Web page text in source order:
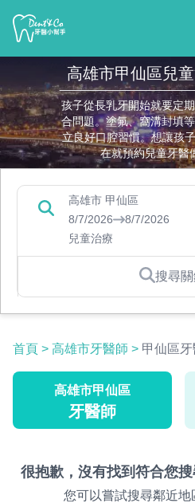
高雄市甲仙區兒
孩子從長乳牙開始就要定
合問題。塗氟、窩溝封填
立良好口腔習慣。想讓孩
在就預約兒童牙醫
高雄市 甲仙區
8/7/2026
8/7/2026
兒童治療
搜尋
首頁 > 高雄市牙醫師 > 甲仙區牙
高雄市甲仙區
牙醫師
很抱歉，沒有找到符合您搜
您可以嘗試搜尋鄰近地